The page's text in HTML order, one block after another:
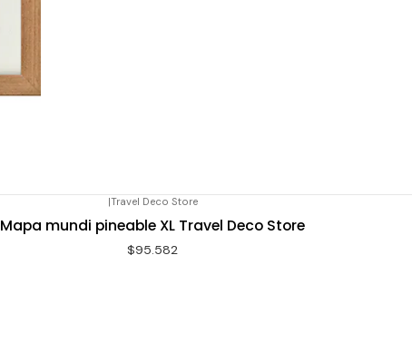
|Travel Deco Store
Mapa mundi pineable XL Travel Deco Store
$95.582